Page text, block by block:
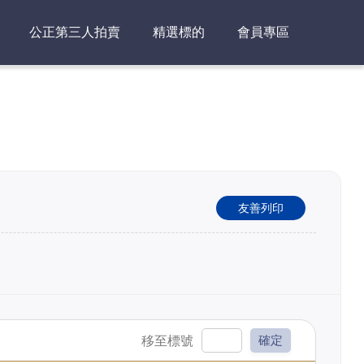
公正第三人拍賣 精選標的 會員專區
友善列印
確定